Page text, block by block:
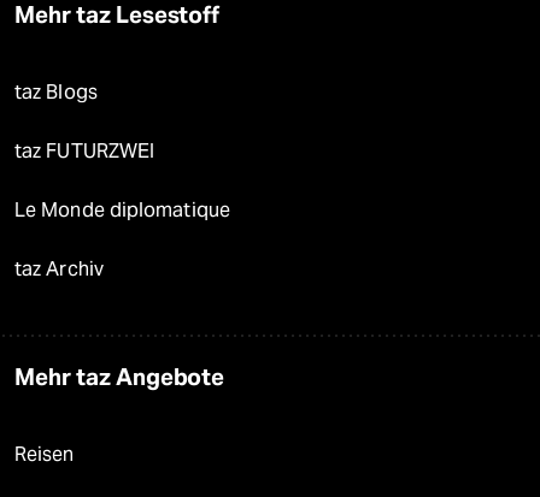
Mehr taz Lesestoff
taz Blogs
taz FUTURZWEI
Le Monde diplomatique
taz Archiv
Mehr taz Angebote
Reisen